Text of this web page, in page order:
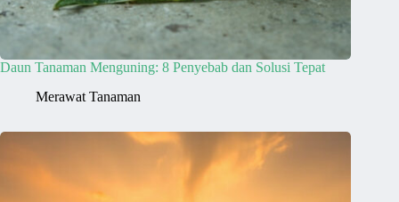
Daun Tanaman Menguning: 8 Penyebab dan Solusi Tepat
Merawat Tanaman